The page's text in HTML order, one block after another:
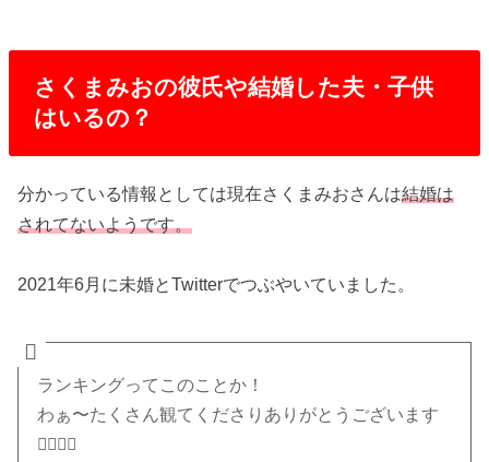
さくまみおの彼氏や結婚した夫・子供
はいるの？
分かっている情報としては現在さくまみおさんは結婚は
されてないようです。
2021年6月に未婚とTwitterでつぶやいていました。
ランキングってこのことか！
わぁ〜たくさん観てくださりありがとうございます
🙇🏻‍♀️✨